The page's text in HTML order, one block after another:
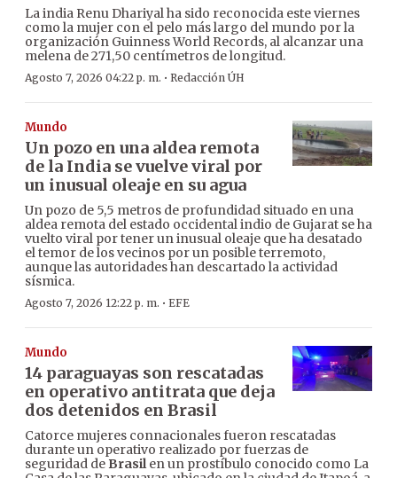
La india Renu Dhariyal ha sido reconocida este viernes
como la mujer con el pelo más largo del mundo por la
organización Guinness World Records, al alcanzar una
melena de 271,50 centímetros de longitud.
Agosto 7, 2026 04:22 p. m. · Redacción ÚH
Mundo
Un pozo en una aldea remota
de la India se vuelve viral por
un inusual oleaje en su agua
Un pozo de 5,5 metros de profundidad situado en una
aldea remota del estado occidental indio de Gujarat se ha
vuelto viral por tener un inusual oleaje que ha desatado
el temor de los vecinos por un posible terremoto,
aunque las autoridades han descartado la actividad
sísmica.
Agosto 7, 2026 12:22 p. m. · EFE
Mundo
14 paraguayas son rescatadas
en operativo antitrata que deja
dos detenidos en Brasil
Catorce mujeres connacionales fueron rescatadas
durante un operativo realizado por fuerzas de
seguridad de Brasilen un prostíbulo conocido como La